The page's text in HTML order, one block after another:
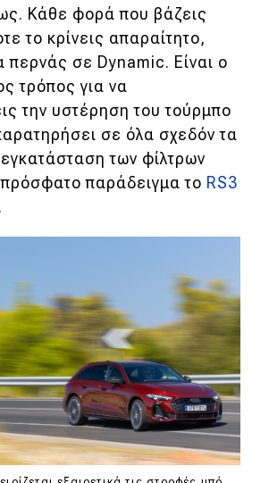
Κάθε φορά που βάζεις
το κρίνεις απαραίτητο,
περνάς σε Dynamic. Είναι ο
τρόπος για να
την υστέρηση του τούρμπο
σε όλα σχεδόν τα
των φίλτρων
παράδειγμα το RS3
.